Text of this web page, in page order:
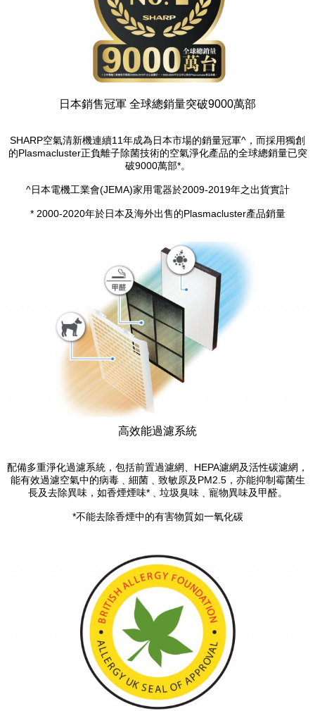
日本銷售冠軍 全球總銷量突破9000萬部
SHARP空氣清新機連續11年成為日本市場的銷量冠軍^，而採用獨創
的Plasmacluster正負離子除菌技術的空氣淨化產品的全球總銷量已突
破9000萬部*。
^日本電機工業會(JEMA)家用電器於2009-2019年之出貨實計
* 2000-2020年於日本及海外出售的Plasmacluster產品銷量
高效能過濾系統
配備多重淨化過濾系統，包括前置過濾網、HEPA濾網及活性碳濾網，
能有效過濾空氣中的病毒﹑細菌﹑致敏原及PM2.5，亦能抑制霉菌生
長及去除異味，如香煙煙味*﹑垃圾臭味﹑寵物異味及甲醛。
*不能去除香煙中的有害物質如一氧化碳